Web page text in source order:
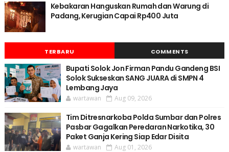
Kebakaran Hanguskan Rumah dan Warung di
Padang, Kerugian Capai Rp400 Juta
TERBARU COMMENTS
Bupati Solok Jon Firman Pandu Gandeng BSI
Solok Sukseskan SANG JUARA di SMPN 4
Lembang Jaya
wartawan Aug 09, 2026
Tim Ditresnarkoba Polda Sumbar dan Polres
Pasbar Gagalkan Peredaran Narkotika, 30
Paket Ganja Kering Siap Edar Disita
wartawan Aug 01, 2026